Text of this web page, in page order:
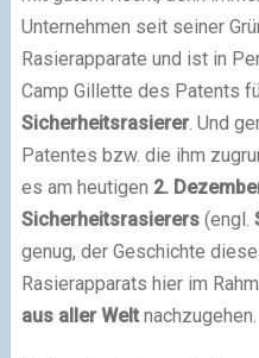
Unternehmen seit seiner
Rasierapparate und ist in
Camp Gillette des Patents
Sicherheitsrasierer. Und
Patentes bzw. die ihm
es am heutigen 2.
Sicherheitsrasierers(engl.
genug, der Geschichte
Rasierapparats hier im
aus aller Weltnachzugehen.